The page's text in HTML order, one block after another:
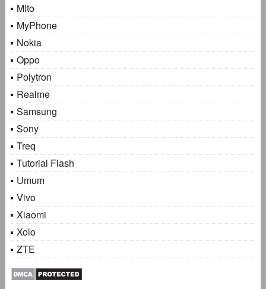
Mito
MyPhone
Nokia
Oppo
Polytron
Realme
Samsung
Sony
Treq
Tutorial Flash
Umum
Vivo
Xiaomi
Xolo
ZTE